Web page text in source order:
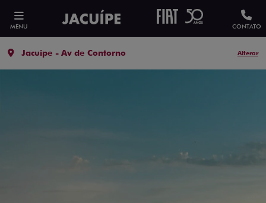
MENU CONTATO
Jacuipe - Av de Contorno Alterar